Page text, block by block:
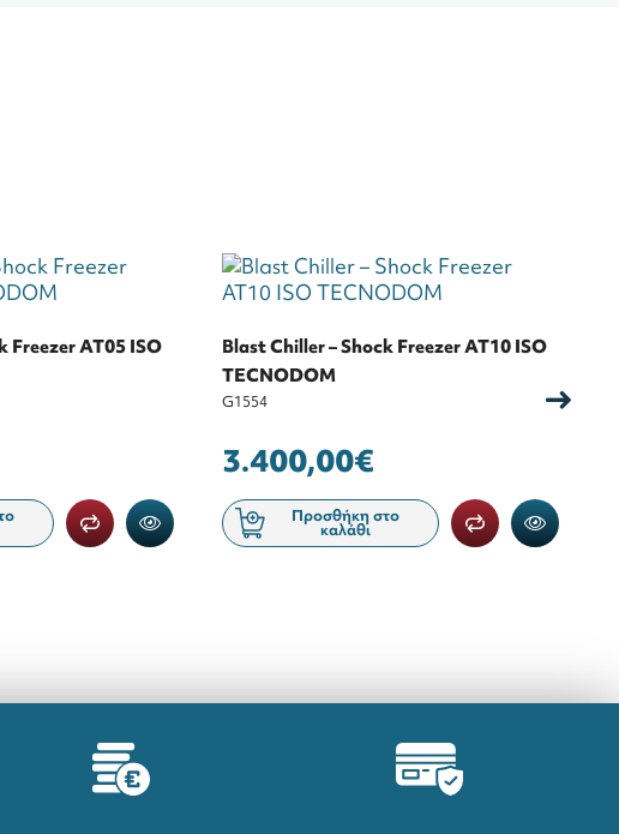
Freezer AT05 ISO
Blast Chiller – Shock Freezer AT10 ISO
TECNODOM
G1554
3.400,00€
Προσθήκη στο
καλάθι